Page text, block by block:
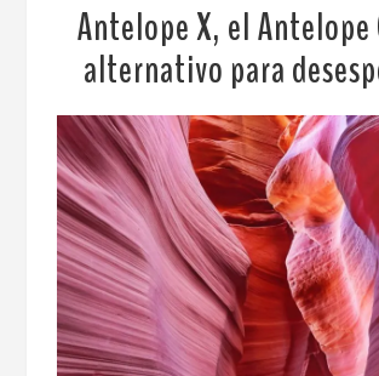
Antelope X, el Antelope
alternativo para